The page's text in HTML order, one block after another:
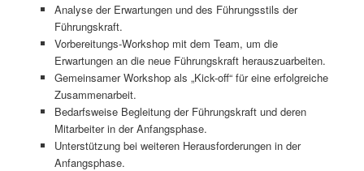
Analyse der Erwartungen und des Führungsstils der
Führungskraft.
Vorbereitungs-Workshop mit dem Team, um die
Erwartungen an die neue Führungskraft herauszuarbeiten.
Gemeinsamer Workshop als „Kick-off“ für eine erfolgreiche
Zusammenarbeit.
Bedarfsweise Begleitung der Führungskraft und deren
Mitarbeiter in der Anfangsphase.
Unterstützung bei weiteren Herausforderungen in der
Anfangsphase.